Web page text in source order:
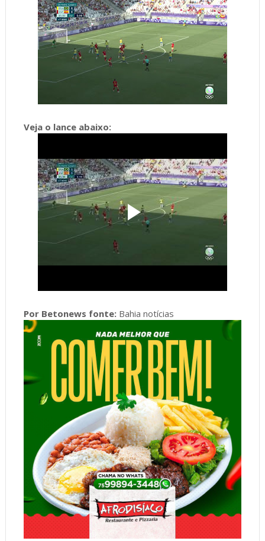
Veja o lance abaixo:
Por Betonews fonte:Bahia notícias